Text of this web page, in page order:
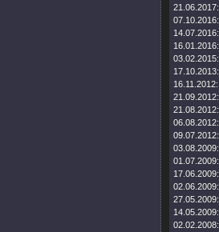
21.06.2017:
07.10.2016:
14.07.2016:
16.01.2016:
03.02.2015:
17.10.2013:
16.11.2012:
21.09.2012:
21.08.2012:
06.08.2012:
09.07.2012:
03.08.2009:
01.07.2009:
17.06.2009:
02.06.2009:
27.05.2009:
14.05.2009:
02.02.2008: